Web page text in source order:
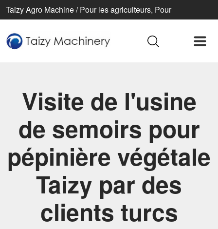
Taizy Agro Machine / Pour les agriculteurs, Pour
Visite de l'usine
de semoirs pour
pépinière végétale
Taizy par des
clients turcs